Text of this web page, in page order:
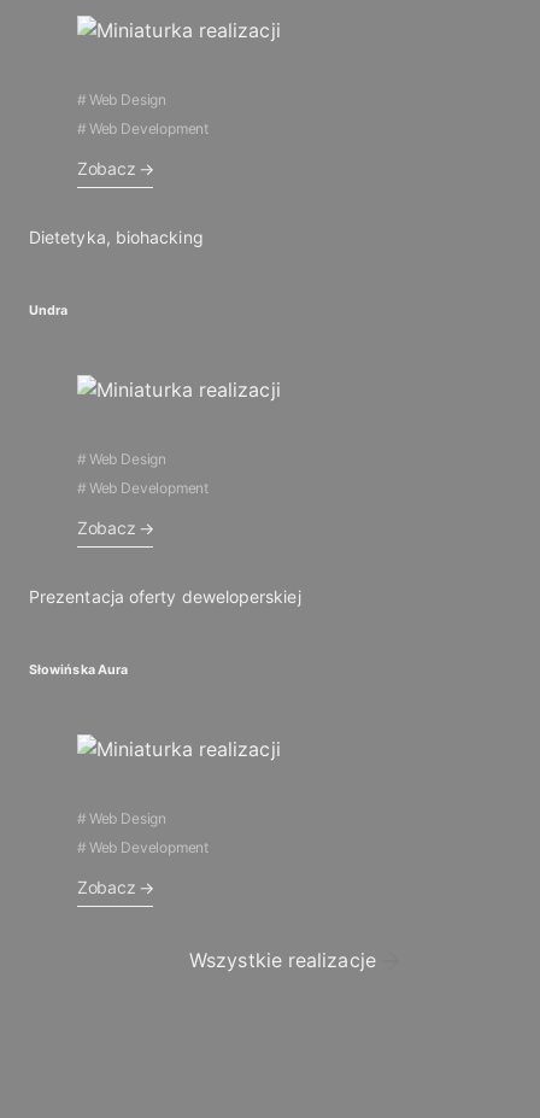
Web Design
Web Development
Zobacz
Dietetyka, biohacking
Undra
Web Design
Web Development
Zobacz
Prezentacja oferty deweloperskiej
Słowińska Aura
Web Design
Web Development
Zobacz
Wszystkie realizacje